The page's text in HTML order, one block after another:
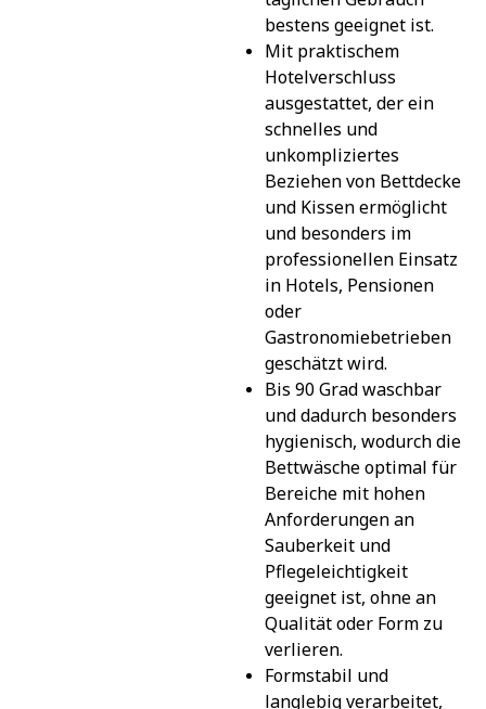
bestens geeignet ist.
Mit praktischem
Hotelverschluss
ausgestattet, der ein
schnelles und
unkompliziertes
Beziehen von Bettdecke
und Kissen ermöglicht
und besonders im
professionellen Einsatz
in Hotels, Pensionen
oder
Gastronomiebetrieben
geschätzt wird.
Bis 90 Grad waschbar
und dadurch besonders
hygienisch, wodurch die
Bettwäsche optimal für
Bereiche mit hohen
Anforderungen an
Sauberkeit und
Pflegeleichtigkeit
geeignet ist, ohne an
Qualität oder Form zu
verlieren.
Formstabil und
langlebig verarbeitet,